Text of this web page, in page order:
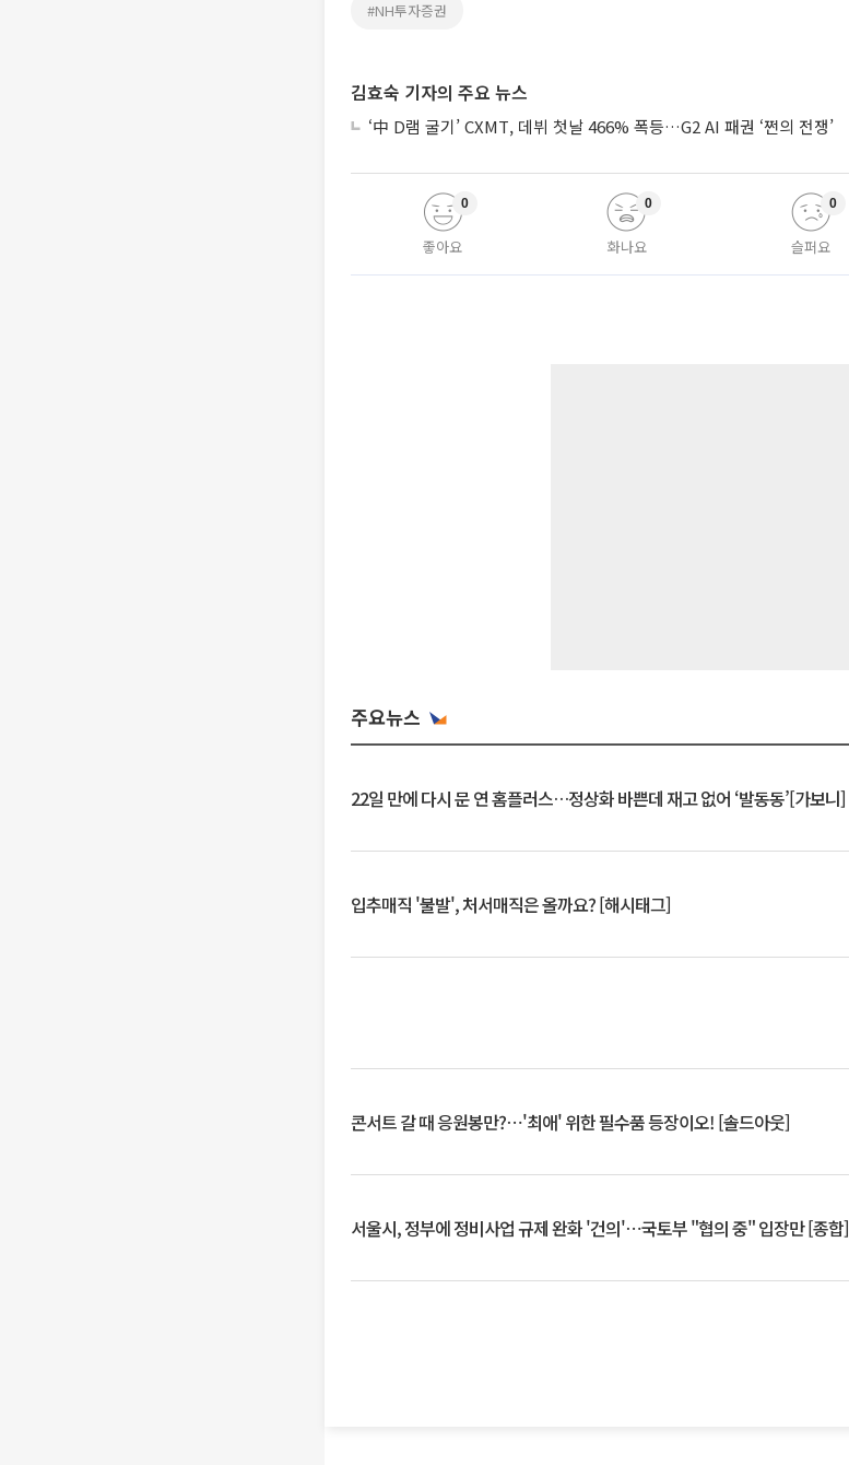
#NH투자증권
김효숙 기자의 주요 뉴스
‘中 D램 굴기’ CXMT, 데뷔 첫날 466% 폭등…G2 AI 패권 ‘쩐의 전쟁’
좋아요
0
화나요
0
슬퍼요
0
주요뉴스
22일 만에 다시 문 연 홈플러스…정상화 바쁜데 재고 없어 ‘발동동’[가보니]
입추매직 '불발', 처서매직은 올까요? [해시태그]
콘서트 갈 때 응원봉만?⋯'최애' 위한 필수품 등장이오! [솔드아웃]
서울시, 정부에 정비사업 규제 완화 '건의'⋯국토부 "협의 중" 입장만 [종합]